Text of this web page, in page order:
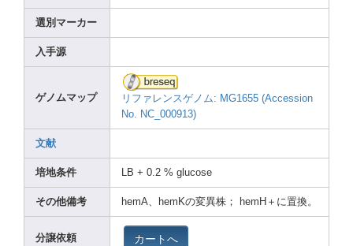
選別マーカー
入手源
ゲノムマップ リファレンスゲノム: MG1655 (Accession
No. NC_000913)
文献
培地条件 LB + 0.2 % glucose
その他備考 hemA、hemKの変異株； hemH＋に置換。
分譲依頼 カートへ